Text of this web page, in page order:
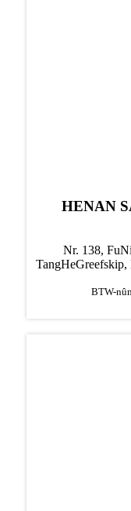
HENAN
Nr. 138,
TangHeGreefskip,
BTW-